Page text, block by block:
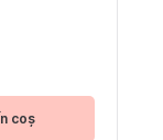
coș